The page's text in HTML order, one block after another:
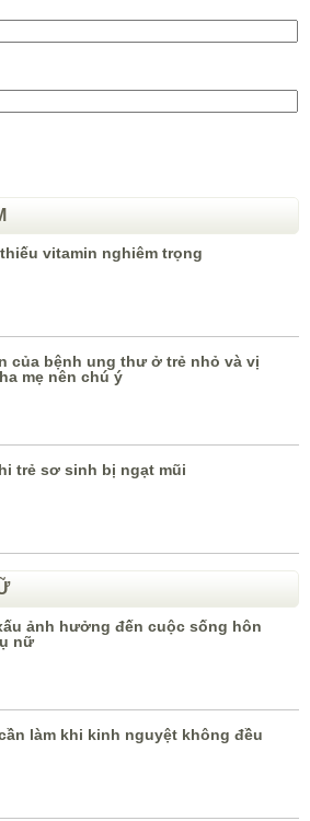
vitamin nghiêm trọng
của bệnh ung thư ở trẻ nhỏ và vị
mẹ nên chú ý
trẻ sơ sinh bị ngạt mũi
ảnh hưởng đến cuộc sống hôn
nữ
làm khi kinh nguyệt không đều